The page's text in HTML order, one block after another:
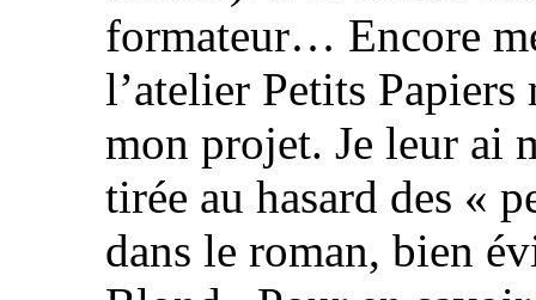
formateur… Encore
l’atelier Petits Papiers
mon projet. Je leur ai
tirée au hasard des «
dans le roman, bien